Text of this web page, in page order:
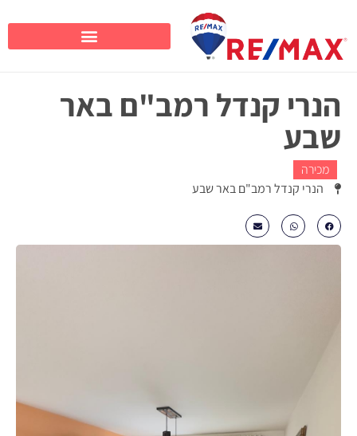
הנרי קנדל רמב"ם באר
שבע
מכירה
הנרי קנדל רמב"ם באר שבע